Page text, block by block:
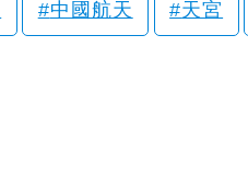
中國航天 天宮